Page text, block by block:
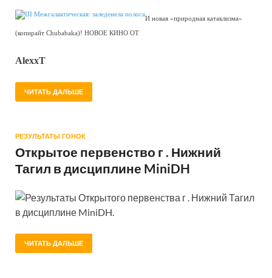
И новая «природная катаклизма»
(копирайт Chubabaka)! НОВОЕ КИНО ОТ
AlexxT
ЧИТАТЬ ДАЛЬШЕ
РЕЗУЛЬТАТЫ ГОНОК
Открытое первенство г . Нижний
Тагил в дисциплине MiniDH
Результаты Открытого первенства г . Нижний Тагил
в дисциплине MiniDH.
ЧИТАТЬ ДАЛЬШЕ